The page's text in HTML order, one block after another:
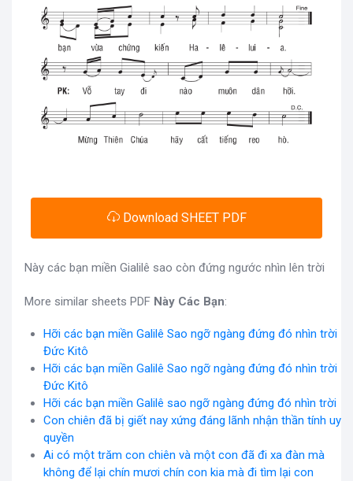
Download SHEET PDF
Này các bạn miền Gialilê sao còn đứng ngước nhìn lên trời
More similar sheets PDF Này Các Bạn:
Hỡi các bạn miền Galilê Sao ngỡ ngàng đứng đó nhìn trời
Đức Kitô
Hỡi các bạn miền Galilê Sao ngỡ ngàng đứng đó nhìn trời
Đức Kitô
Hỡi các bạn miền Galilê sao ngỡ ngàng đứng đó nhìn trời
Con chiên đã bị giết nay xứng đáng lãnh nhận thần tính uy
quyền
Ai có một trăm con chiên và một con đã đi xa đàn mà
không để lại chín mươi chín con kia mà đi tìm lại con